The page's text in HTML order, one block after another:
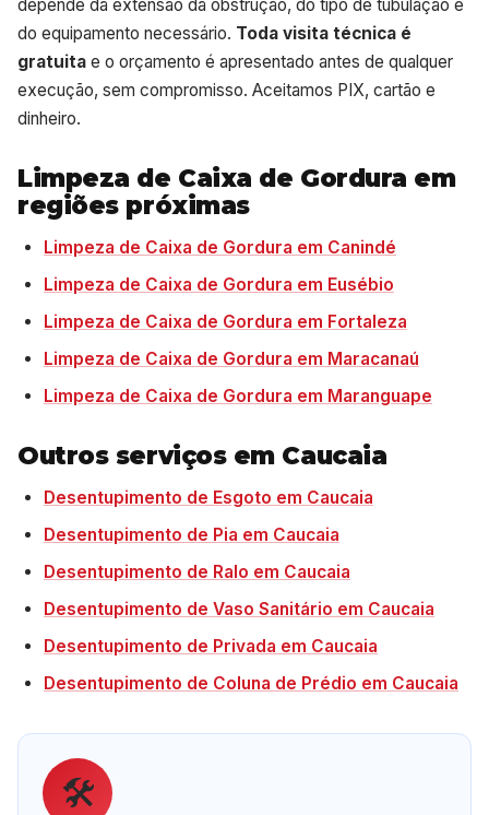
depende da extensão da obstrução, do tipo de tubulação e
do equipamento necessário. Toda visita técnica é
gratuita e o orçamento é apresentado antes de qualquer
execução, sem compromisso. Aceitamos PIX, cartão e
dinheiro.
Limpeza de Caixa de Gordura em
regiões próximas
Limpeza de Caixa de Gordura em Canindé
Limpeza de Caixa de Gordura em Eusébio
Limpeza de Caixa de Gordura em Fortaleza
Limpeza de Caixa de Gordura em Maracanaú
Limpeza de Caixa de Gordura em Maranguape
Outros serviços em Caucaia
Desentupimento de Esgoto em Caucaia
Desentupimento de Pia em Caucaia
Desentupimento de Ralo em Caucaia
Desentupimento de Vaso Sanitário em Caucaia
Desentupimento de Privada em Caucaia
Desentupimento de Coluna de Prédio em Caucaia
🛠️